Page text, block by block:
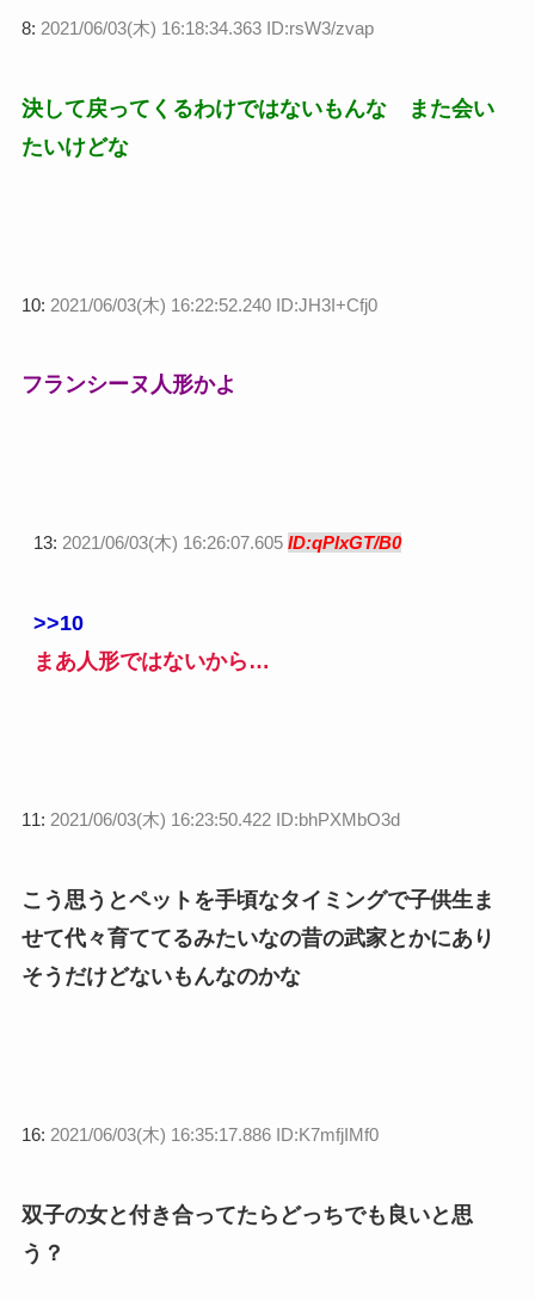
8: 2021/06/03(木) 16:18:34.363 ID:rsW3/zvap
決して戻ってくるわけではないもんな また会い
たいけどな
10: 2021/06/03(木) 16:22:52.240 ID:JH3I+Cfj0
フランシーヌ人形かよ
13: 2021/06/03(木) 16:26:07.605 ID:qPlxGT/B0
>>10
まあ人形ではないから…
11: 2021/06/03(木) 16:23:50.422 ID:bhPXMbO3d
こう思うとペットを手頃なタイミングで子供生ま
せて代々育ててるみたいなの昔の武家とかにあり
そうだけどないもんなのかな
16: 2021/06/03(木) 16:35:17.886 ID:K7mfjIMf0
双子の女と付き合ってたらどっちでも良いと思
う？